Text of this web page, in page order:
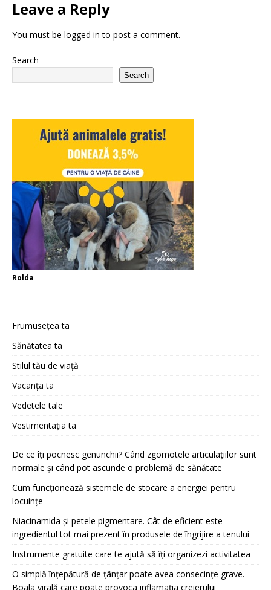
Leave a Reply
You must be logged in to post a comment.
Search
Search
Rolda
Frumusețea ta
Sănătatea ta
Stilul tău de viață
Vacanța ta
Vedetele tale
Vestimentația ta
De ce îți pocnesc genunchii? Când zgomotele articulațiilor sunt
normale și când pot ascunde o problemă de sănătate
Cum funcționează sistemele de stocare a energiei pentru
locuințe
Niacinamida și petele pigmentare. Cât de eficient este
ingredientul tot mai prezent în produsele de îngrijire a tenului
Instrumente gratuite care te ajută să îți organizezi activitatea
O simplă înțepătură de țânțar poate avea consecințe grave.
Boala virală care poate provoca inflamația creierului